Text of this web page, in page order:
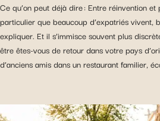
Ce qu’on peut déjà dire : Entre réinvention
particulier que beaucoup d’expatriés vivent,
expliquer. Et il s’immisce souvent plus
être êtes-vous de retour dans votre pays
d’anciens amis dans un restaurant familier,